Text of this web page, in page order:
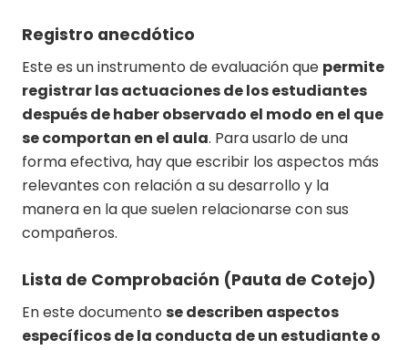
Registro anecdótico
Este es un instrumento de evaluación que permite
registrar las actuaciones de los estudiantes
después de haber observado el modo en el que
se comportan en el aula. Para usarlo de una
forma efectiva, hay que escribir los aspectos más
relevantes con relación a su desarrollo y la
manera en la que suelen relacionarse con sus
compañeros.
Lista de Comprobación (Pauta de Cotejo)
En este documento se describen aspectos
específicos de la conducta de un estudiante o